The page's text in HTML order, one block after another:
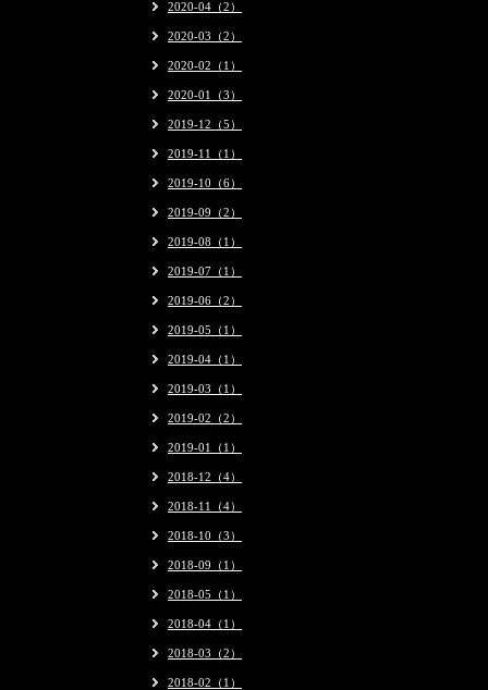
2020-04（2）
2020-03（2）
2020-02（1）
2020-01（3）
2019-12（5）
2019-11（1）
2019-10（6）
2019-09（2）
2019-08（1）
2019-07（1）
2019-06（2）
2019-05（1）
2019-04（1）
2019-03（1）
2019-02（2）
2019-01（1）
2018-12（4）
2018-11（4）
2018-10（3）
2018-09（1）
2018-05（1）
2018-04（1）
2018-03（2）
2018-02（1）